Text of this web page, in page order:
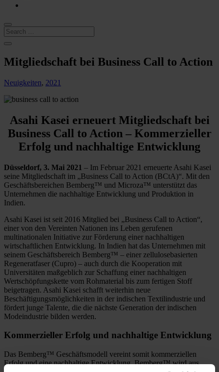
Mitgliedschaft bei Business Call to Action
Neuigkeiten, 2021
Asahi Kasei erneuert Mitgliedschaft bei
Business Call to Action – Kommerzieller
Erfolg und nachhaltige Entwicklung
Düsseldorf, 3. Mai 2021 – Im Februar 2021 erneuerte Asahi Kasei
seine Mitgliedschaft im „Business Call to Action (BCtA)“. Mit den
Geschäftsbereichen Bemberg™ und Microza™ unterstützt das
Unternehmen die nachhaltige Entwicklung und Produktion in
Indien.
Asahi Kasei ist seit 2016 Mitglied bei „Business Call to Action“,
einer von den Vereinten Nationen ins Leben gerufenen
multinationalen Initiative zur Förderung einer nachhaltigen
wirtschaftlichen Entwicklung. In Indien hat das Unternehmen mit
seinem Geschäftsbereich Bemberg™ – einer zellulosebasierten
Regeneratfaser (Cupro) – auch durch die Kooperation mit
Universitäten maßgeblich zur Schaffung einer nachhaltigen
Wertschöpfungskette vom Rohmaterial bis zum fertigen Stoff
beigetragen. Asahi Kasei schafft weiterhin neue
Beschäftigungsmöglichkeiten in der indischen Textilindustrie und
fördert junge Talente, die die nächste Generation der indischen
Modeindustrie bilden werden.
Kommerzieller Erfolg und nachhaltige Entwicklung
Das Bemberg™ Geschäftsmodell vereint somit kommerziellen
Erfolg und eine nachhaltige Entwicklung. Bemberg™ wird aus